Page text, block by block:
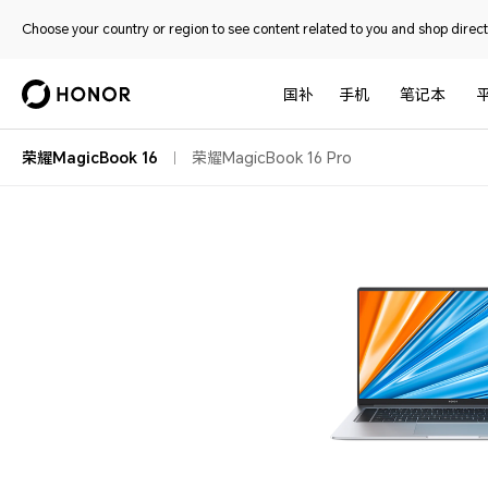
Choose your country or region to see content related to you and shop
国补 手机 笔记本
荣耀MagicBook 16 荣耀MagicBook 16 Pro